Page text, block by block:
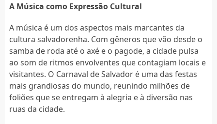
A Música como Expressão Cultural
A música é um dos aspectos mais marcantes da
cultura salvadorenha. Com gêneros que vão desde o
samba de roda até o axé e o pagode, a cidade pulsa
ao som de ritmos envolventes que contagiam locais e
visitantes. O Carnaval de Salvador é uma das festas
mais grandiosas do mundo, reunindo milhões de
foliões que se entregam à alegria e à diversão nas
ruas da cidade.